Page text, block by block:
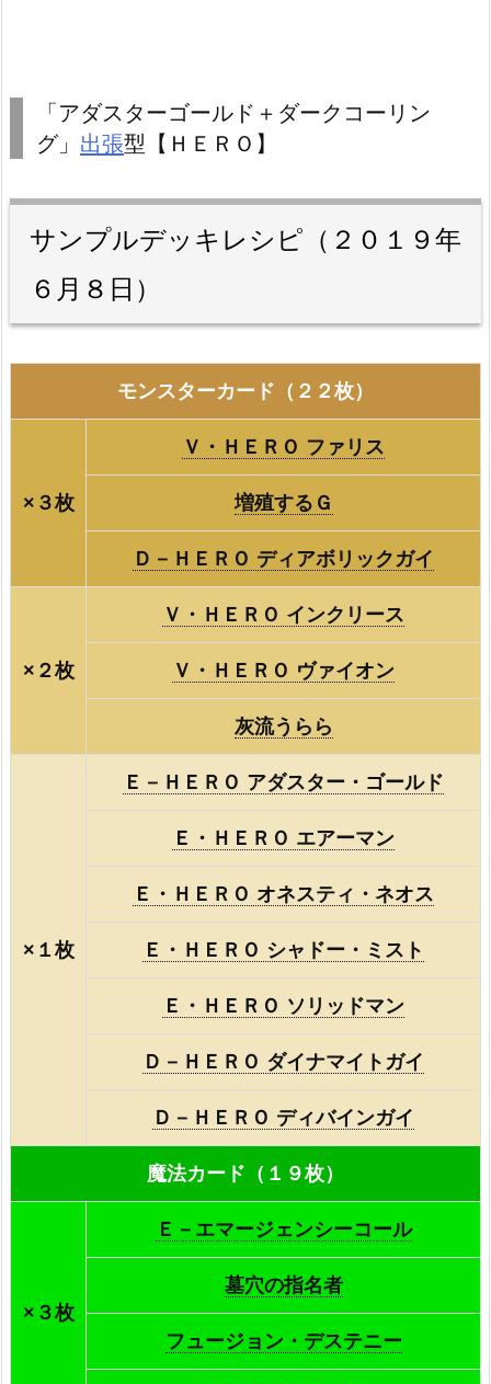
「アダスターゴールド＋ダークコーリン
グ」 出張型【ＨＥＲＯ】
サンプルデッキレシピ（２０１９年
６月８日）
モンスターカード（２２枚）
×３枚
Ｖ・ＨＥＲＯ ファリス
増殖するＧ
Ｄ－ＨＥＲＯ ディアボリックガイ
×２枚
Ｖ・ＨＥＲＯ インクリース
Ｖ・ＨＥＲＯ ヴァイオン
灰流うらら
×１枚
Ｅ－ＨＥＲＯ アダスター・ゴールド
Ｅ・ＨＥＲＯ エアーマン
Ｅ・ＨＥＲＯ オネスティ・ネオス
Ｅ・ＨＥＲＯ シャドー・ミスト
Ｅ・ＨＥＲＯ ソリッドマン
Ｄ－ＨＥＲＯ ダイナマイトガイ
Ｄ－ＨＥＲＯ ディバインガイ
魔法カード（１９枚）
×３枚
Ｅ－エマージェンシーコール
墓穴の指名者
フュージョン・デステニー